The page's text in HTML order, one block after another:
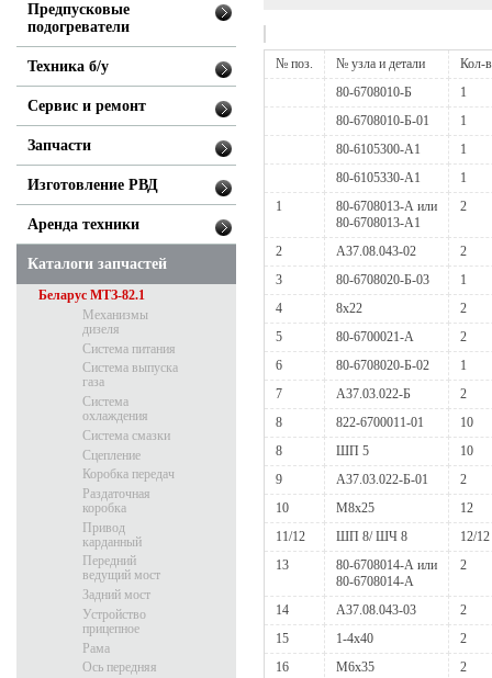
№ поз. № узла и детали
Кол-
80-6708010-Б
1
80-6708010-Б-01
1
80-6105300-А1
1
80-6105330-А1
1
1
80-6708013-А или
80-6708013-А1
2
2 А37.08.043-02
2
3
80-6708020-Б-03
1
4
8x22
2
5
80-6700021-А
2
6
80-6708020-Б-02
1
7
А37.03.022-Б
2
8
822-6700011-01
10
8
ШП 5
10
9
А37.03.022-Б-01
2
10
М8х25
12
11/12
ШП 8/ ШЧ 8
12/12
13
80-6708014-А или
80-6708014-А
2
14 А37.08.043-03
2
15
1-4x40
2
16
М6х35
2
Предпусковые
подогреватели
Техника б/у
Сервис и ремонт
Запчасти
Изготовление РВД
Аренда техники
Каталоги запчастей
Беларус МТЗ-82.1
Механизмы
дизеля
Система питания
Система выпуска
газа
Система
охлаждения
Система смазки
Сцепление
Коробка передач
Раздаточная
коробка
Привод
карданный
Передний
ведущий мост
Задний мост
Устройство
прицепное
Рама
Ось передняя